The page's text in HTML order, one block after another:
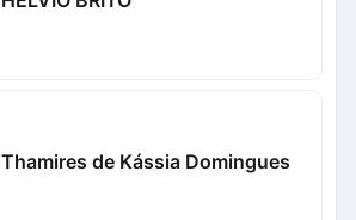
Thamires de Kássia Domingues